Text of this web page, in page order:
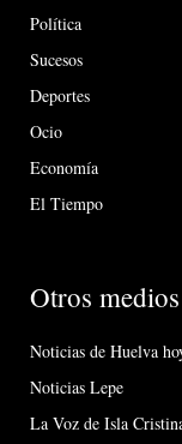
Política
Sucesos
Deportes
Ocio
Economía
El Tiempo
Otros
Noticias de Huelva
Noticias Lepe
La Voz de Isla